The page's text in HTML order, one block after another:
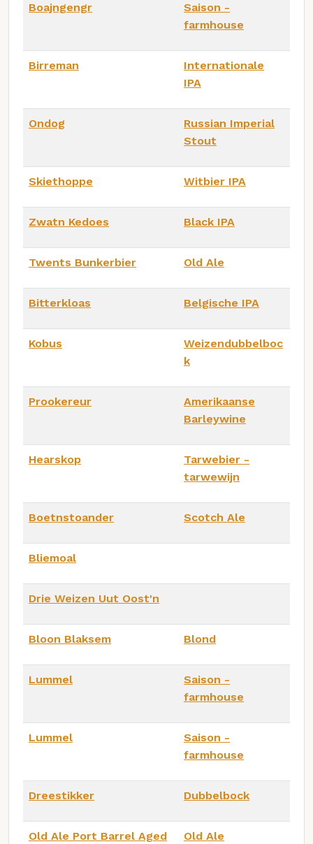
Boajngengr
Saison -
farmhouse
Birreman
Internationale
IPA
Ondog
Russian Imperial
Stout
Skiethoppe Witbier IPA
Zwatn Kedoes Black IPA
Twents Bunkerbier Old Ale
Bitterkloas Belgische IPA
Kobus
Weizendubbelboc
k
Prookereur
Amerikaanse
Barleywine
Hearskop
Tarwebier -
tarwewijn
Boetnstoander Scotch Ale
Bliemoal
Drie Weizen Uut Oost'n
Bloon Blaksem Blond
Lummel
Saison -
farmhouse
Lummel
Saison -
farmhouse
Dreestikker Dubbelbock
Old Ale Port Barrel Aged
Old Ale